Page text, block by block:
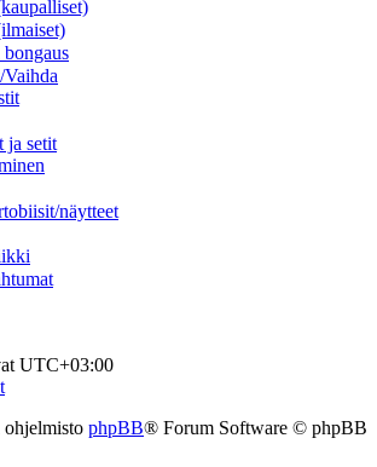
setit
näytteet
UTC+03:00
phpBB® Forum Software © phpBB